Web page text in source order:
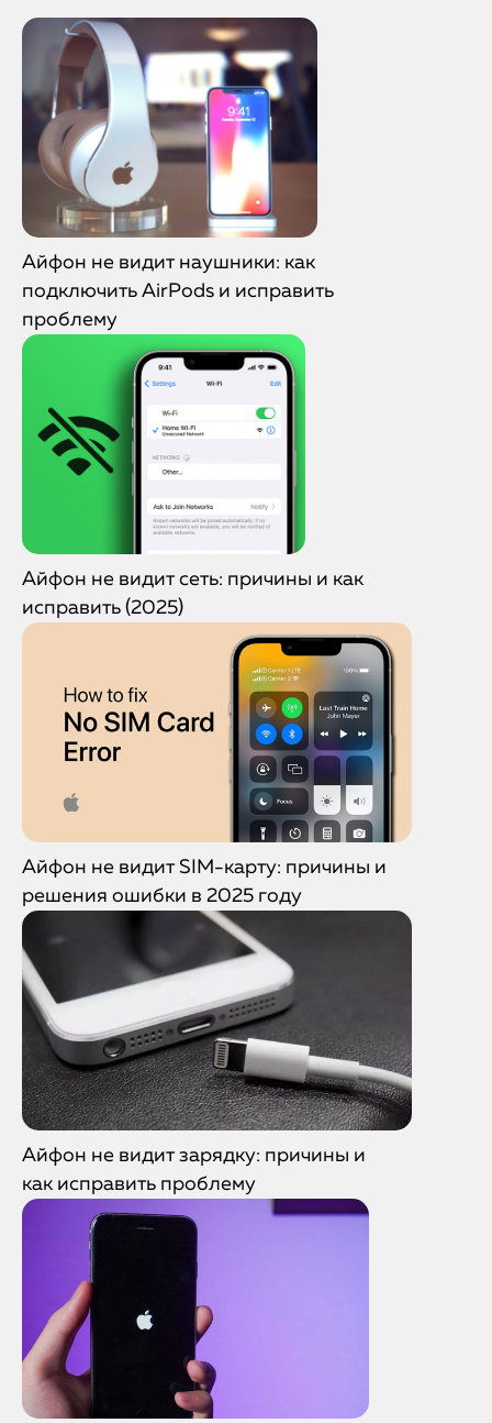
Айфон не видит наушники: как
подключить AirPods и исправить
проблему
Айфон не видит сеть: причины и как
исправить (2025)
Айфон не видит SIM-карту: причины и
решения ошибки в 2025 году
Айфон не видит зарядку: причины и
как исправить проблему